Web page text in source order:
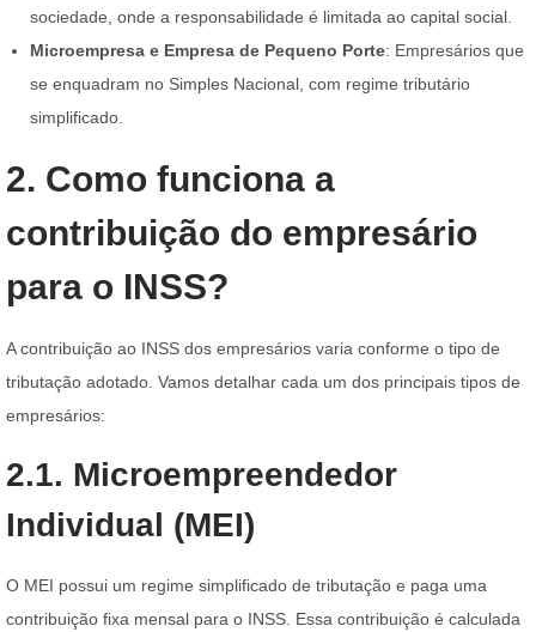
sociedade, onde a responsabilidade é limitada ao capital social.
Microempresa e Empresa de Pequeno Porte: Empresários que
se enquadram no Simples Nacional, com regime tributário
simplificado.
2. Como funciona a
contribuição do empresário
para o INSS?
A contribuição ao INSS dos empresários varia conforme o tipo de
tributação adotado. Vamos detalhar cada um dos principais tipos de
empresários:
2.1. Microempreendedor
Individual (MEI)
O MEI possui um regime simplificado de tributação e paga uma
contribuição fixa mensal para o INSS. Essa contribuição é calculada